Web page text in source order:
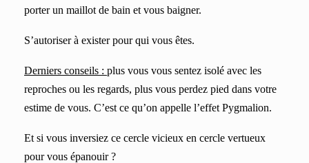
porter un maillot de bain et vous baigner.
S’autoriser à exister pour qui vous êtes.
Derniers conseils : plus vous vous sentez isolé avec les
reproches ou les regards, plus vous perdez pied dans votre
estime de vous. C’est ce qu’on appelle l’effet Pygmalion.
Et si vous inversiez ce cercle vicieux en cercle vertueux
pour vous épanouir ?